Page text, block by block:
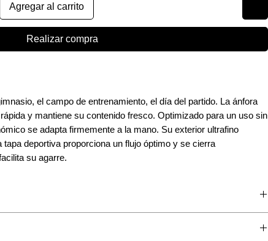
Agregar al carrito
Realizar compra
el campo de entrenamiento, el día del partido. La ánfora
y mantiene su contenido fresco. Optimizado para un uso sin
se adapta firmemente a la mano. Su exterior ultrafino
deportiva proporciona un flujo óptimo y se cierra
su agarre.
térmico reflectante externo con capas de espuma aislante